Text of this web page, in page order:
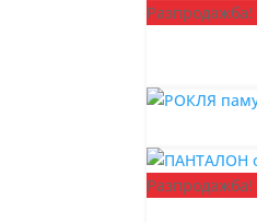
Разпродажба!
Разпродажба!